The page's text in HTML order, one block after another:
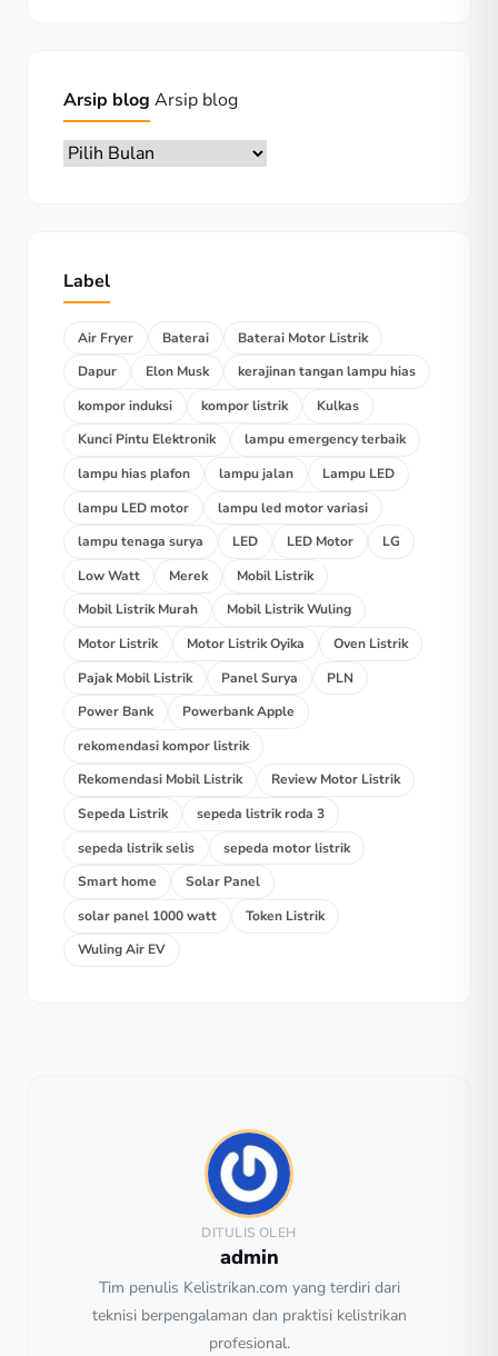
Arsip blog Arsip blog
Label
Air Fryer Baterai
Baterai Motor Listrik
Dapur
Elon Musk
kerajinan tangan lampu hias
kompor induksi
kompor listrik
Kulkas
Kunci Pintu Elektronik
lampu emergency terbaik
lampu hias plafon
lampu jalan
Lampu LED
lampu LED motor
lampu led motor variasi
lampu tenaga surya
LED LED Motor
LG
Low Watt
Merek
Mobil Listrik
Mobil Listrik Murah
Mobil Listrik Wuling
Motor Listrik
Motor Listrik Oyika
Oven Listrik
Pajak Mobil Listrik
Panel Surya
PLN
Power Bank
Powerbank Apple
rekomendasi kompor listrik
Rekomendasi Mobil Listrik
Review Motor Listrik
Sepeda Listrik
sepeda listrik roda 3
sepeda listrik selis
sepeda motor listrik
Smart home
Solar Panel
solar panel 1000 watt
Token Listrik
Wuling Air EV
DITULIS OLEH
admin
Tim penulis Kelistrikan.com yang terdiri dari
teknisi berpengalaman dan praktisi kelistrikan
profesional.